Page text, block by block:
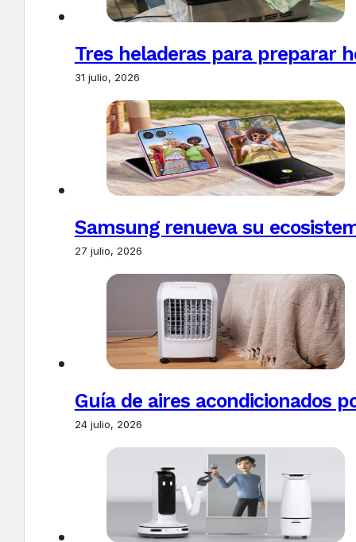
Tres heladeras para preparar
31 julio, 2026
Samsung renueva su
27 julio, 2026
Guía de aires acondicionados
24 julio, 2026